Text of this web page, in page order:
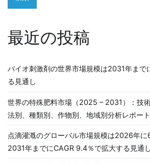
ョ
ン
最近の投稿
バイオ刺激剤の世界市場規模は2031年まで
る見通し
世界の特殊肥料市場（2025 – 2031）：技
法別、種類別、作物別、地域別分析レポート
点滴灌漑のグローバル市場規模は2026年に
2031年までにCAGR 9.4％で拡大する見通し